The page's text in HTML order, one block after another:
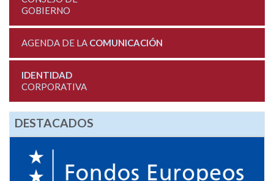
GOBIERNO
AGENDA DE LA COMUNICACIÓN
IDENTIDAD
CORPORATIVA
DESTACADOS